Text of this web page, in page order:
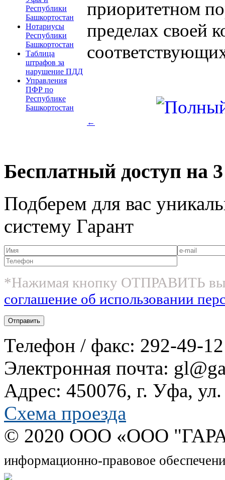
Республики
Башкортостан
Нотариусы
Республики
Башкортостан
Таблица
штрафов за
нарушение ПДД
Управления
ПФР по
Республике
Башкортостан
приоритетном
пределах своей
←
Бесплатный доступ на
Подберем для вас
систему Гарант
*Нажимая кнопку ОТПРАВИТЬ
соглашение об использовании
Телефон / факс: 292-49-12
Электронная почта:
Адрес: 450076, г. Уфа,
Схема проезда
© 2020 OOO «ООО
информационно-правовое